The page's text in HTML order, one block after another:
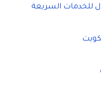
للخدمات السريعة